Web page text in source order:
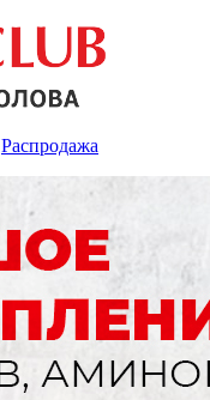
Распродажа